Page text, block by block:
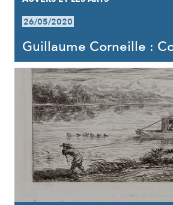
26/05/2020
Guillaume Corneille :